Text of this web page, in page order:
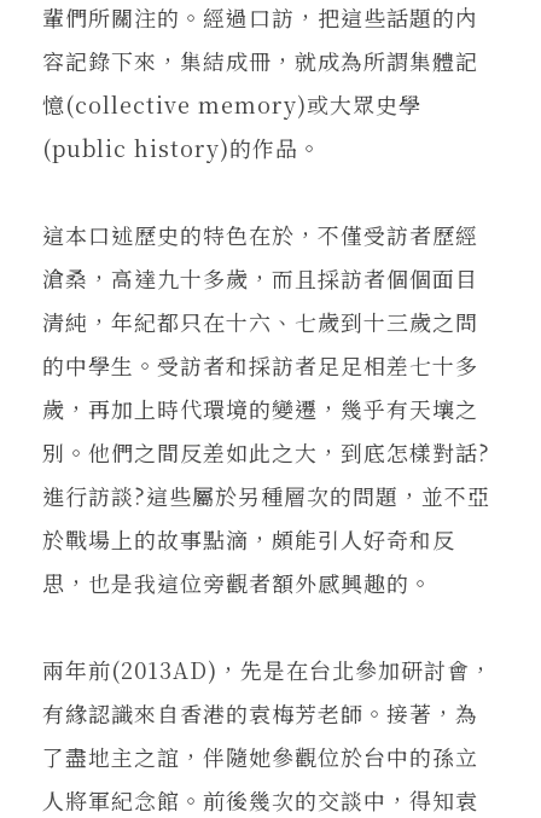
輩們所關注的。經過口訪，把這些話題的內
容記錄下來，集結成冊，就成為所謂集體記
憶(collective memory)或大眾史學
(public history)的作品。
這本口述歷史的特色在於，不僅受訪者歷經
滄桑，高達九十多歲，而且採訪者個個面目
清純，年紀都只在十六、七歲到十三歲之問
的中學生。受訪者和採訪者足足相差七十多
歲，再加上時代環境的變遷，幾乎有天壤之
別。他們之間反差如此之大，到底怎樣對話?
進行訪談?這些屬於另種層次的問題，並不亞
於戰場上的故事點滴，頗能引人好奇和反
思，也是我這位旁觀者額外感興趣的。
兩年前(2013AD)，先是在台北參加研討會，
有緣認識來自香港的袁梅芳老師。接著，為
了盡地主之誼，伴隨她參觀位於台中的孫立
人將軍紀念館。前後幾次的交談中，得知袁